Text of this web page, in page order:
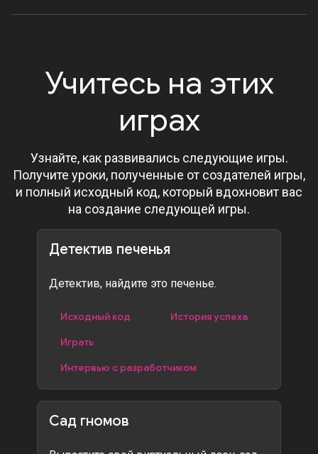
Учитесь на этих
играх
Узнайте, как развивались следующие игры.
Получите уроки, полученные от создателей игры,
и полный исходный код, который вдохновит вас
на создание следующей игры.
Детектив печенья
Детектив, найдите это печенье.
Исходный код
История успеха
Играть
Интервью с разработчиком
Сад гномов